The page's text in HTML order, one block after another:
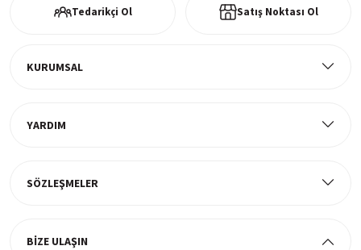
Tedarikçi Ol Satış Noktası Ol
KURUMSAL
YARDIM
SÖZLEŞMELER
BİZE ULAŞIN